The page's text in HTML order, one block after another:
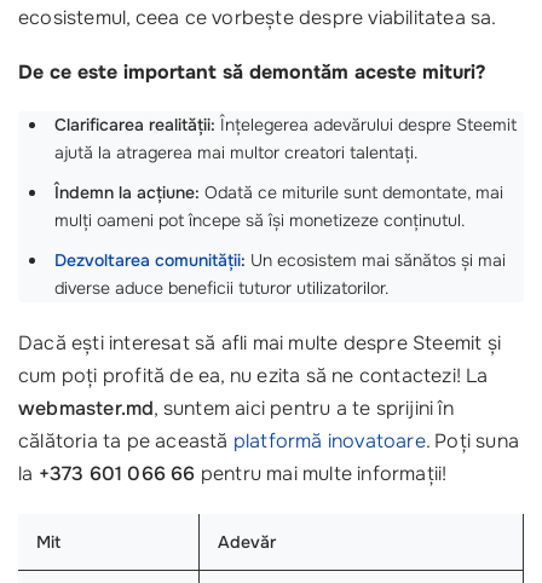
ecosistemul, ceea ce vorbește despre viabilitatea sa.
De ce este important să demontăm aceste mituri?
Clarificarea realității: Înțelegerea adevărului despre Steemit
ajută la atragerea mai multor creatori talentați.
Îndemn la acțiune: Odată ce miturile sunt demontate, mai
mulți oameni pot începe să își monetizeze conținutul.
Dezvoltarea comunității: Un ecosistem mai sănătos și mai
diverse aduce beneficii tuturor utilizatorilor.
Dacă ești interesat să afli mai multe despre Steemit și
cum poți profită de ea, nu ezita să ne contactezi! La
webmaster.md, suntem aici pentru a te sprijini în
călătoria ta pe această platformă inovatoare. Poți suna
la +373 601 066 66 pentru mai multe informații!
Mit Adevăr